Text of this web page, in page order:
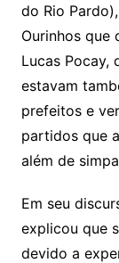
do Rio
Ourinhos que
Lucas Pocay,
estavam
prefeitos e
partidos que
além de
Em seu
explicou que
devido a